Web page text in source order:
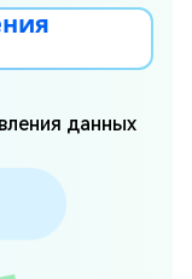
данных